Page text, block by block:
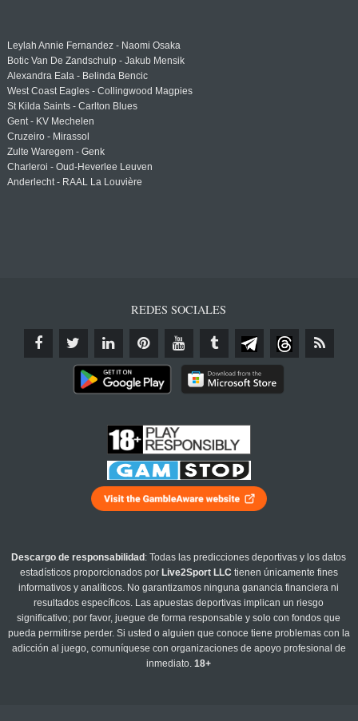
Leylah Annie Fernandez - Naomi Osaka
Botic Van De Zandschulp - Jakub Mensik
Alexandra Eala - Belinda Bencic
West Coast Eagles - Collingwood Magpies
St Kilda Saints - Carlton Blues
Gent - KV Mechelen
Cruzeiro - Mirassol
Zulte Waregem - Genk
Charleroi - Oud-Heverlee Leuven
Anderlecht - RAAL La Louvière
REDES SOCIALES
Descargo de responsabilidad : Todas las predicciones deportivas y los datos
estadísticos proporcionados por Live2Sport LLC tienen únicamente fines
informativos y analíticos. No garantizamos ninguna ganancia financiera ni
resultados específicos. Las apuestas deportivas implican un riesgo
significativo; por favor, juegue de forma responsable y solo con fondos que
pueda permitirse perder. Si usted o alguien que conoce tiene problemas con la
adicción al juego, comuníquese con organizaciones de apoyo profesional de
inmediato.18+